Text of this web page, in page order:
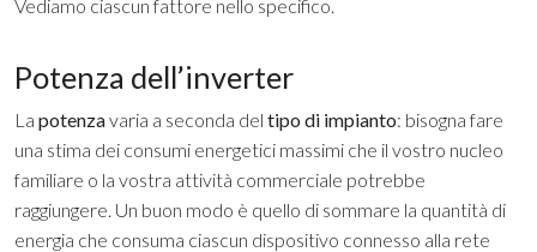
Vediamo ciascun fattore nello specifico.
Potenza dell’inverter
La potenzavaria a seconda del tipo di impianto: bisogna fare
una stima dei consumi energetici massimi che il vostro nucleo
familiare o la vostra attività commerciale potrebbe
raggiungere. Un buon modo è quello di sommare la quantità di
energia che consuma ciascun dispositivo connesso alla rete